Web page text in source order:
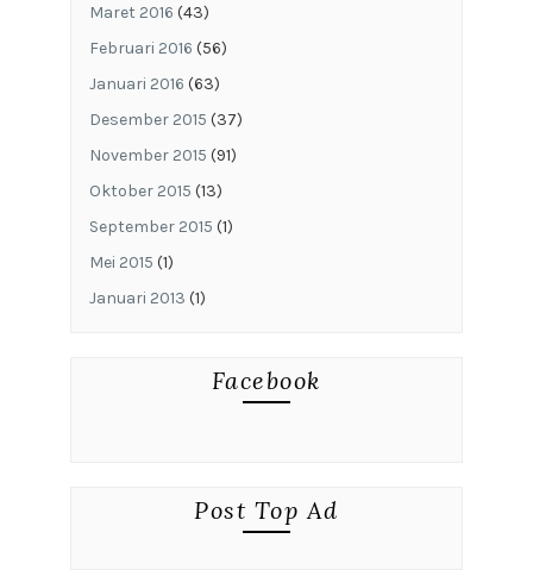
Maret 2016 (43)
Februari 2016 (56)
Januari 2016 (63)
Desember 2015 (37)
November 2015 (91)
Oktober 2015 (13)
September 2015 (1)
Mei 2015 (1)
Januari 2013 (1)
Facebook
Post Top Ad